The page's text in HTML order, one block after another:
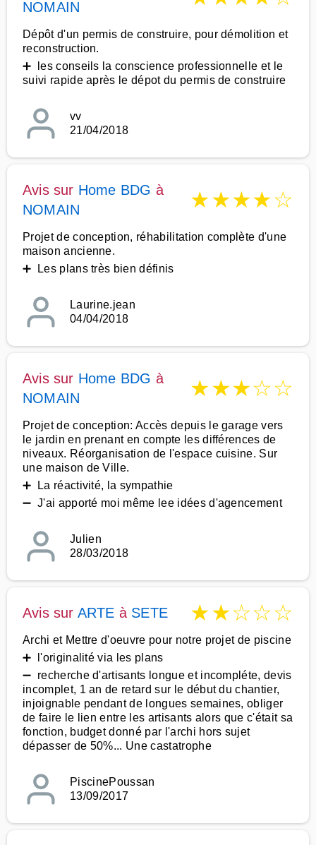
NOMAIN
Dépôt d'un permis de construire, pour démolition et
reconstruction.
➕ les conseils la conscience professionnelle et le
suivi rapide après le dépot du permis de construire
vv
21/04/2018
Avis sur Home BDG à
NOMAIN
★★★★☆
Projet de conception, réhabilitation complète d'une
maison ancienne.
➕ Les plans très bien définis
Laurine.jean
04/04/2018
Avis sur Home BDG à
NOMAIN
★★★☆☆
Projet de conception: Accès depuis le garage vers
le jardin en prenant en compte les différences de
niveaux. Réorganisation de l'espace cuisine. Sur
une maison de Ville.
➕ La réactivité, la sympathie
➖ J'ai apporté moi même lee idées d'agencement
Julien
28/03/2018
Avis sur ARTE à SETE ★★☆☆☆
Archi et Mettre d'oeuvre pour notre projet de piscine
➕ l'originalité via les plans
➖ recherche d'artisants longue et incompléte, devis
incomplet, 1 an de retard sur le début du chantier,
injoignable pendant de longues semaines, obliger
de faire le lien entre les artisants alors que c'était sa
fonction, budget donné par l'archi hors sujet
dépasser de 50%... Une castatrophe
PiscinePoussan
13/09/2017